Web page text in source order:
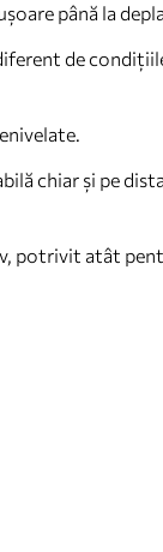
până la
de
chiar și pe
potrivit atât